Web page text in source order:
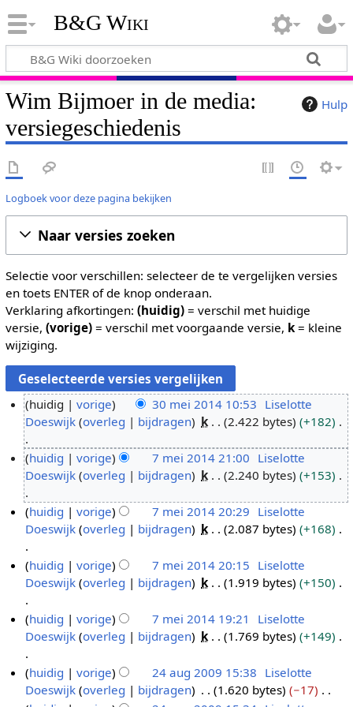
B&G Wiki
Hulp
Wim Bijmoer in de media:
versiegeschiedenis
Logboek voor deze pagina bekijken
Naar versies zoeken
Selectie voor verschillen: selecteer de te vergelijken versies
en toets ENTER of de knop onderaan.
Verklaring afkortingen: (huidig)= verschil met huidige
versie, (vorige)= verschil met voorgaande versie, k= kleine
wijziging.
m
2
4
huidig vorige 30 mei 2014 10:53 Liselotte
Doeswijk overleg bijdragen k 2.422 bytes +182
G
e
n
b
w
e
k
i
s
s
e
0
huidig vorige 7 mei 2014 21:00 Liselotte
Doeswijk overleg bijdragen k 2.240 bytes +153
G
e
n
b
w
e
k
i
huidig vorige 7 mei 2014 20:29 Liselotte
Doeswijk overleg bijdragen k 2.087 bytes +168
G
e
n
b
w
e
r
huidig vorige 7 mei 2014 20:15 Liselotte
Doeswijk overleg bijdragen k 1.919 bytes +150
G
e
n
b
e
huidig vorige 7 mei 2014 19:21
Liselotte
Doeswijk overleg bijdragen k 1.769 bytes +149
G
e
huidig vorige 24 aug 2009 15:38 Liselotte
Doeswijk overleg bijdragen 1.620 bytes
−17